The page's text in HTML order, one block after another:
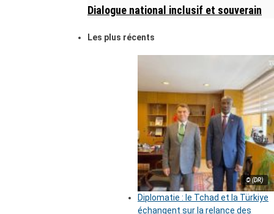
Dialogue national inclusif et souverain
Les plus récents
© (DR)
Diplomatie : le Tchad et la Türkiye
échangent sur la relance des